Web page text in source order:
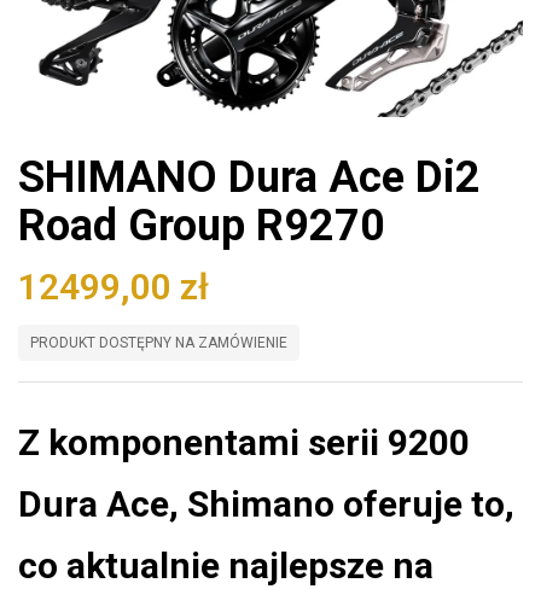
SHIMANO Dura Ace Di2
Road Group R9270
12499,00 zł
PRODUKT DOSTĘPNY NA ZAMÓWIENIE
Z komponentami serii 9200
Dura Ace, Shimano oferuje to,
co aktualnie najlepsze na